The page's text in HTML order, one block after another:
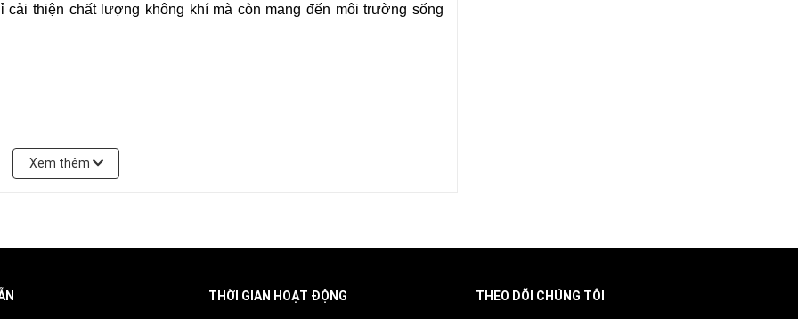
HP)
NanoeX (48 nghìn tỷ ion, khử khuẩn, khử mùi)
từ xa tiện lợi
cải thiện chất lượng không khí mà còn mang đến môi trường sống
Xem thêm
THỜI GIAN HOẠT ĐỘNG THEO DÕI CHÚNG TÔI